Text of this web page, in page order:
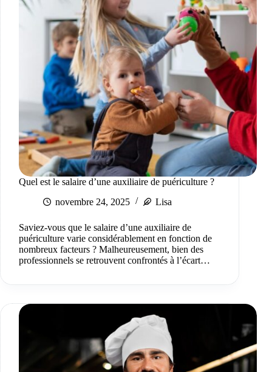
Quel est le salaire d’une auxiliaire de puériculture ?
novembre 24, 2025
Lisa
Saviez-vous que le salaire d’une auxiliaire de
puériculture varie considérablement en fonction de
nombreux facteurs ? Malheureusement, bien des
professionnels se retrouvent confrontés à l’écart…